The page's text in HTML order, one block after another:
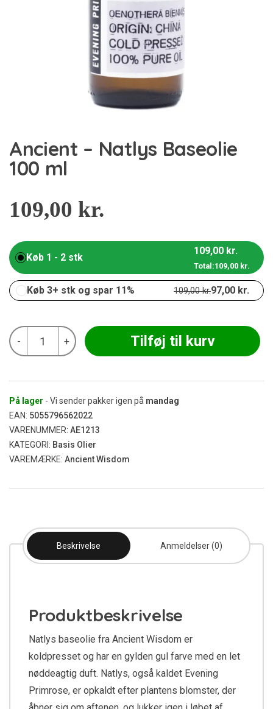
Ancient – Natlys Baseolie
100 ml
109,00 kr.
Køb 1 - 2 stk
109,00 kr.
Total:109,00 kr.
Køb 3+ stk og spar 11% 109,00kr.97,00 kr.
-
Ancient
Natlys
antal
+ Tilføj til kurv
På lager - Vi sender pakker igen på mandag
EAN: 5055796562022
VARENUMMER: AE1213
KATEGORI: Basis Olier
VAREMÆRKE: Ancient Wisdom
Beskrivelse Anmeldelser (0)
Produktbeskrivelse
Natlys baseolie fra Ancient Wisdom er
koldpresset og har en gylden gul farve med en let
nøddeagtig duft. Natlys, også kaldet Evening
Primrose, er opkaldt efter plantens blomster, der